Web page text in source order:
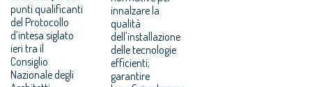
punti qualificanti
del Protocollo
d’intesa siglato
ieri tra il
Consiglio
Nazionale degli
innalzare la
qualità
dell'installazione
delle tecnologie
efficienti;
garantire